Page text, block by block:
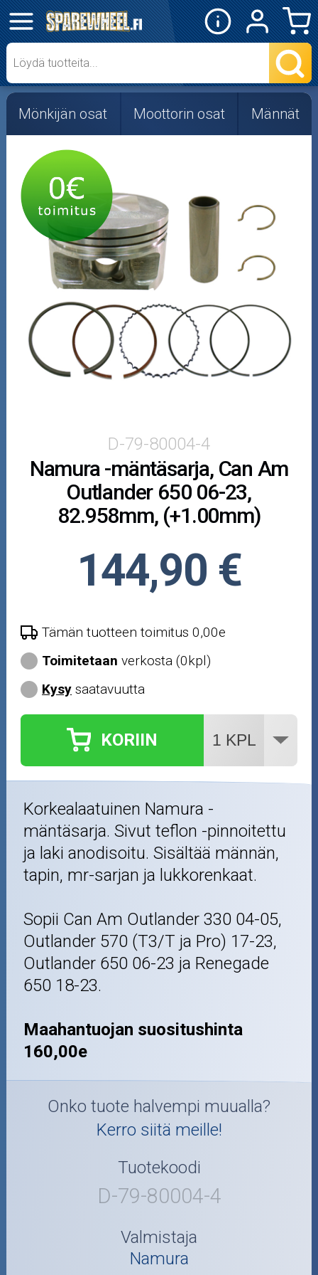
✕
Mopon osat
Skootterin osat
Crossipyörän osat
Moottoripyörän osat
Moottorikelkan osat
Mopoauton osat
Mönkijän osat
Puutarha ja metsä
Ajovarusteet
Öljyt ja kemikaalit
Työkalut
Mönkijän osat Moottorin osat Männät
D-79-80004-4
Namura -mäntäsarja, Can Am
Outlander 650 06-23,
82.958mm, (+1.00mm)
144,90 €
Tämän tuotteen toimitus 0,00e
Toimitetaan verkosta (0kpl)
Kysy saatavuutta
KORIIN
Korkealaatuinen Namura -
mäntäsarja. Sivut teflon -pinnoitettu
ja laki anodisoitu. Sisältää männän,
tapin, mr-sarjan ja lukkorenkaat.
Sopii Can Am Outlander 330 04-05,
Outlander 570 (T3/T ja Pro) 17-23,
Outlander 650 06-23 ja Renegade
650 18-23.
Maahantuojan suositushinta
160,00e
Onko tuote halvempi muualla?
Kerro siitä meille!
Tuotekoodi
D-79-80004-4
Valmistaja
Namura